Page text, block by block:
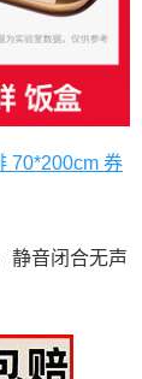
70*200cm 券
静音闭合无声